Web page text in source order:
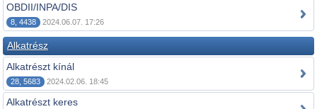
OBDII/INPA/DIS
8, 4438 2024.06.07. 17:26
Alkatrész
Alkatrészt kínál
28, 5683 2024.02.06. 18:45
Alkatrészt keres